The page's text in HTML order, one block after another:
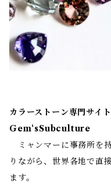
カラーストーン専門サイト
Gem‘sSubculture
ミャンマーに事務所を
りながら、世界各地で直
ます。